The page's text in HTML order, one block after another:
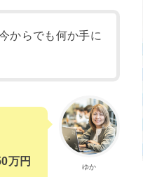
からでも何か手に
ゆか
万円